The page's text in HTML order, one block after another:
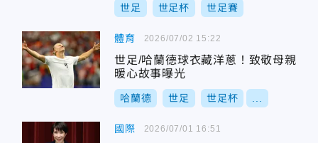
世足 世足杯 世足賽
體育
世足/哈蘭德球衣藏洋蔥！致敬母親
暖心故事曝光
哈蘭德 世足 世足杯
2026/07/02 15:22
國際 2026/07/01 16:51